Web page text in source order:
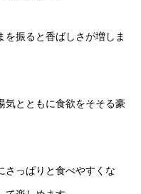
振ると香ばしさが増しま
気とともに食欲をそそる豪
さっぱりと食べやすくな